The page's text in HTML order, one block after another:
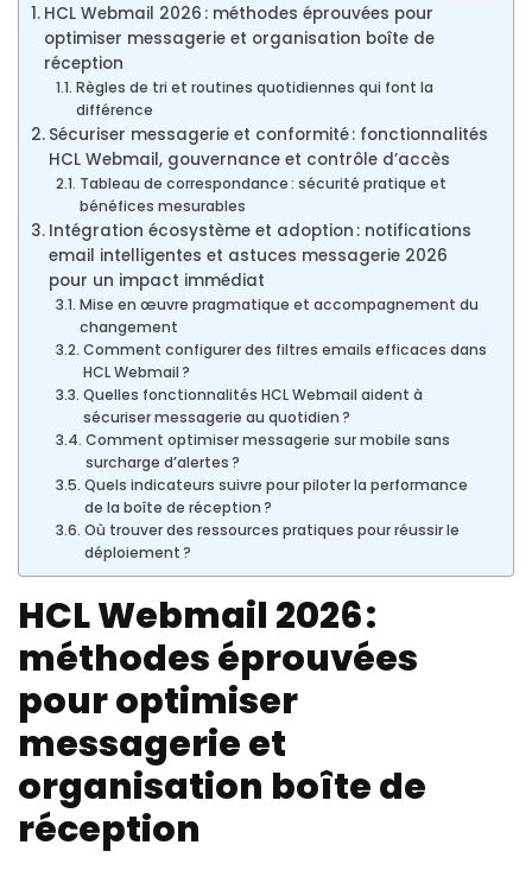
HCL Webmail 2026 : méthodes éprouvées pour
optimiser messagerie et organisation boîte de
réception
Règles de tri et routines quotidiennes qui font la
différence
Sécuriser messagerie et conformité : fonctionnalités
HCL Webmail, gouvernance et contrôle d’accès
Tableau de correspondance : sécurité pratique et
bénéfices mesurables
Intégration écosystème et adoption : notifications
email intelligentes et astuces messagerie 2026
pour un impact immédiat
Mise en œuvre pragmatique et accompagnement du
changement
Comment configurer des filtres emails efficaces dans
HCL Webmail ?
Quelles fonctionnalités HCL Webmail aident à
sécuriser messagerie au quotidien ?
Comment optimiser messagerie sur mobile sans
surcharge d’alertes ?
Quels indicateurs suivre pour piloter la performance
de la boîte de réception ?
Où trouver des ressources pratiques pour réussir le
déploiement ?
HCL Webmail 2026 :
méthodes éprouvées
pour optimiser
messagerie et
organisation boîte de
réception